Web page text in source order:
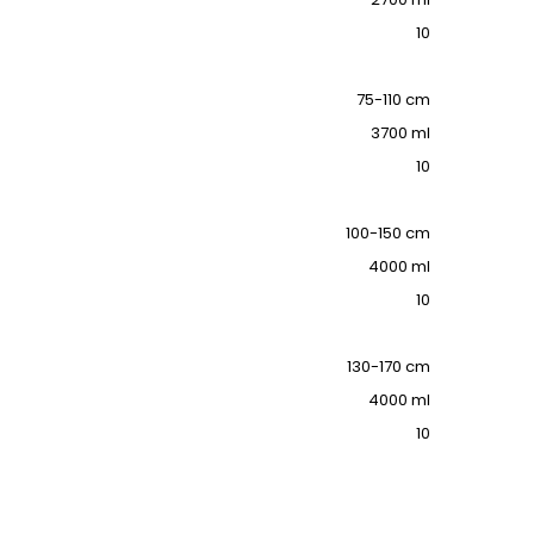
10
75-110 cm
3700 ml
10
100-150 cm
4000 ml
10
130-170 cm
4000 ml
10